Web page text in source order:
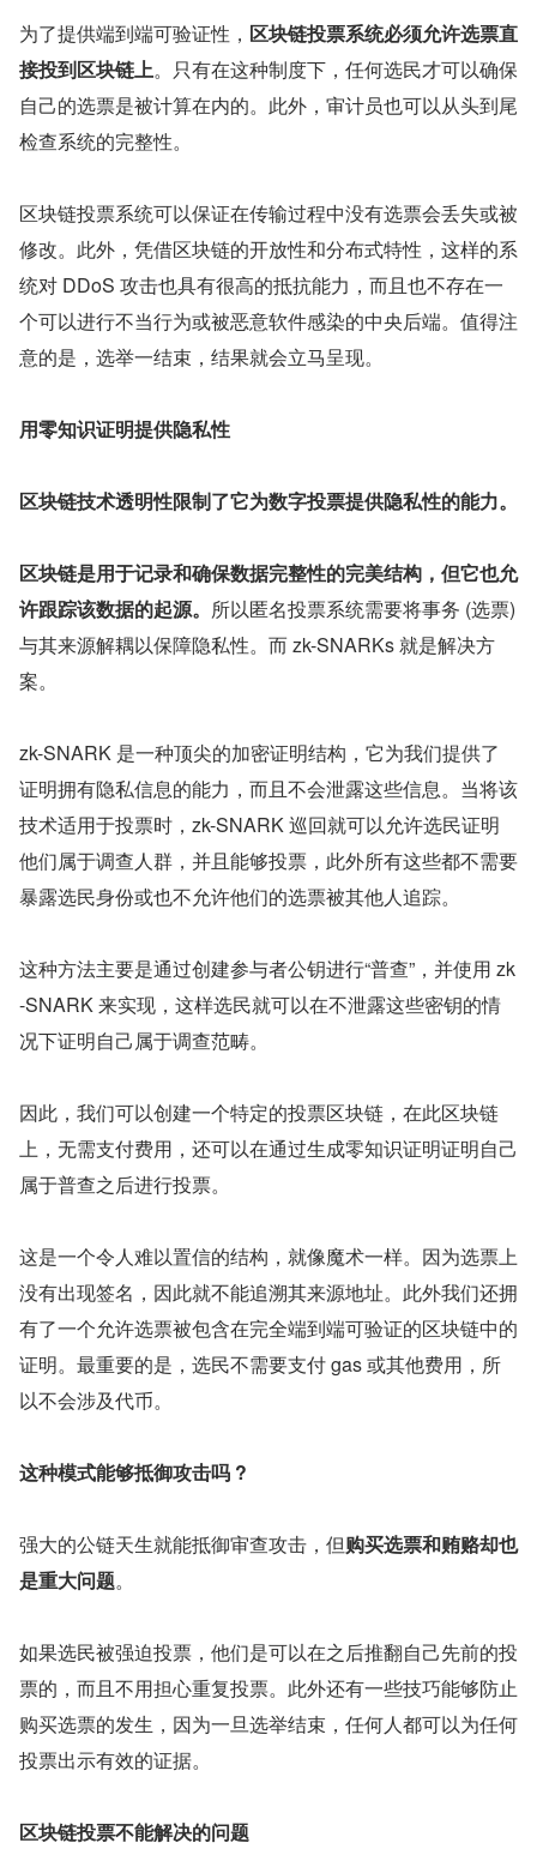
为了提供端到端可验证性， 区块链投票系统必须允许选票直
接投到区块链上。只有在这种制度下，任何选民才可以确保
自己的选票是被计算在内的。此外，审计员也可以从头到尾
检查系统的完整性。
区块链投票系统可以保证在传输过程中没有选票会丢失或被
修改。此外，凭借区块链的开放性和分布式特性，这样的系
统对 DDoS 攻击也具有很高的抵抗能力，而且也不存在一
个可以进行不当行为或被恶意软件感染的中央后端。值得注
意的是，选举一结束，结果就会立马呈现。
用零知识证明提供隐私性
区块链技术透明性限制了它为数字投票提供隐私性的能力。
区块链是用于记录和确保数据完整性的完美结构，但它也允
许跟踪该数据的起源。 所以匿名投票系统需要将事务 (选票)
与其来源解耦以保障隐私性。而 zk-SNARKs 就是解决方
案。
zk-SNARK 是一种顶尖的加密证明结构，它为我们提供了
证明拥有隐私信息的能力，而且不会泄露这些信息。当将该
技术适用于投票时，zk-SNARK 巡回就可以允许选民证明
他们属于调查人群，并且能够投票，此外所有这些都不需要
暴露选民身份或也不允许他们的选票被其他人追踪。
这种方法主要是通过创建参与者公钥进行“普查”，并使用 zk
-SNARK 来实现，这样选民就可以在不泄露这些密钥的情
况下证明自己属于调查范畴。
因此，我们可以创建一个特定的投票区块链，在此区块链
上，无需支付费用，还可以在通过生成零知识证明证明自己
属于普查之后进行投票。
这是一个令人难以置信的结构，就像魔术一样。因为选票上
没有出现签名，因此就不能追溯其来源地址。此外我们还拥
有了一个允许选票被包含在完全端到端可验证的区块链中的
证明。最重要的是，选民不需要支付 gas 或其他费用，所
以不会涉及代币。
这种模式能够抵御攻击吗 ?
强大的公链天生就能抵御审查攻击，但购买选票和贿赂却也
是重大问题。
如果选民被强迫投票，他们是可以在之后推翻自己先前的投
票的，而且不用担心重复投票。此外还有一些技巧能够防止
购买选票的发生，因为一旦选举结束，任何人都可以为任何
投票出示有效的证据。
区块链投票不能解决的问题